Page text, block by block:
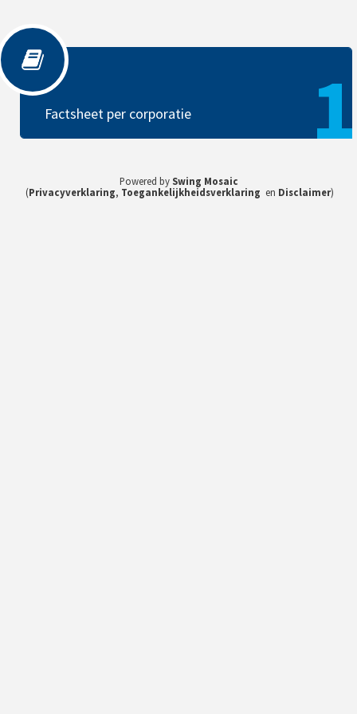
Factsheet per corporatie
Factsheet per corporatie 1
Powered by Swing Mosaic
(Privacyverklaring, Toegankelijkheidsverklaring en Disclaimer)